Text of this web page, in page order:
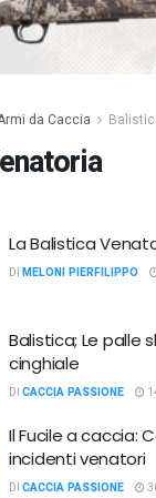
da Caccia
La Balistica
DI MELONI PIERFILIPPO
Balistica; Le palle
cinghiale
DI CACCIA PASSIONE
Il Fucile a caccia:
incidenti venatori
DI CACCIA PASSIONE